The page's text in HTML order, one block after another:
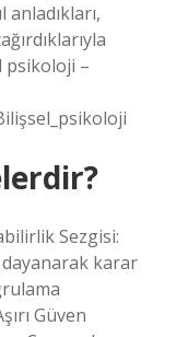
psikoloji –
Sezgisi:
dayanarak karar
Güven